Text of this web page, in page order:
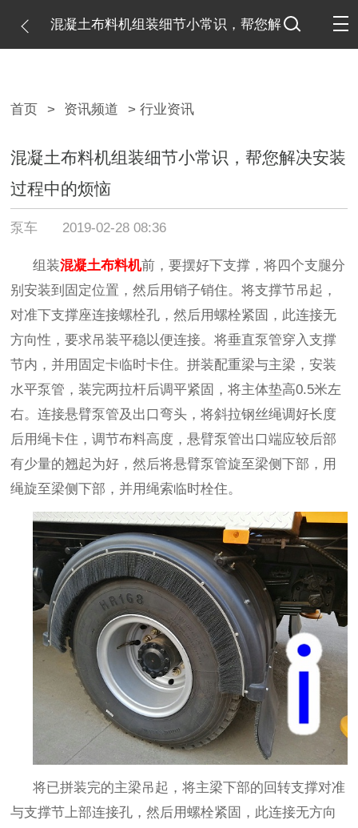
混凝土布料机组装细节小常识，帮您解
首页 > 资讯频道 > 行业资讯
混凝土布料机组装细节小常识，帮您解决安装
过程中的烦恼
泵车 2019-02-28 08:36
组装混凝土布料机前，要摆好下支撑，将四个支腿分
别安装到固定位置，然后用销子销住。将支撑节吊起，
对准下支撑座连接螺栓孔，然后用螺栓紧固，此连接无
方向性，要求吊装平稳以便连接。将垂直泵管穿入支撑
节内，并用固定卡临时卡住。拼装配重梁与主梁，安装
水平泵管，装完两拉杆后调平紧固，将主体垫高0.5米左
右。连接悬臂泵管及出口弯头，将斜拉钢丝绳调好长度
后用绳卡住，调节布料高度，悬臂泵管出口端应较后部
有少量的翘起为好，然后将悬臂泵管旋至梁侧下部，用
绳旋至梁侧下部，并用绳索临时栓住。
将已拼装完的主梁吊起，将主梁下部的回转支撑对准
与支撑节上部连接孔，然后用螺栓紧固，此连接无方向